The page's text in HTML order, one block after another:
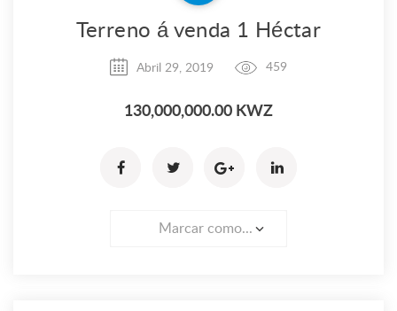
Terreno á venda 1 Héctar
Abril 29, 2019 459
130,000,000.00 KWZ
Marcar como...